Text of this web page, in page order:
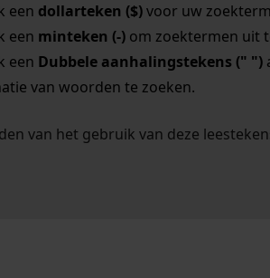
een dollarteken ($)voor uw
een minteken (-)om zoektermen uit
een Dubbele aanhalingstekens (" ")
van woorden te zoeken.
van het gebruik van deze